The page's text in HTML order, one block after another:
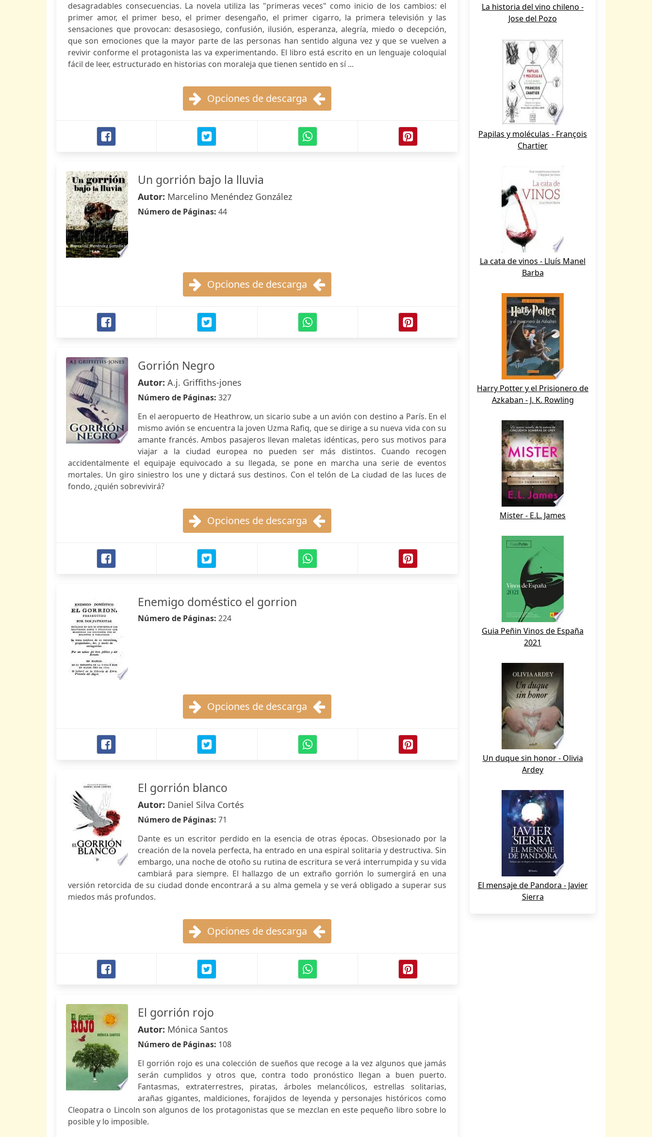
desagradables consecuencias. La novela utiliza las "primeras veces" como inicio de los cambios: el
primer amor, el primer beso, el primer desengaño, el primer cigarro, la primera televisión y las
sensaciones que provocan: desasosiego, confusión, ilusión, esperanza, alegría, miedo o decepción,
que son emociones que la mayor parte de las personas han sentido alguna vez y que se vuelven a
revivir conforme el protagonista las va experimentando. El libro está escrito en un lenguaje coloquial
fácil de leer, estructurado en historias con moraleja que tienen sentido en sí ...
Opciones de descarga
Un gorrión bajo la lluvia
Autor: Marcelino Menéndez González
Número de Páginas: 44
Opciones de descarga
Gorrión Negro
Autor: A.j. Griffiths-jones
Número de Páginas: 327
En el aeropuerto de Heathrow, un sicario sube a un avión con destino a París. En el
mismo avión se encuentra la joven Uzma Rafiq, que se dirige a su nueva vida con su
amante francés. Ambos pasajeros llevan maletas idénticas, pero sus motivos para
viajar a la ciudad europea no pueden ser más distintos. Cuando recogen
accidentalmente el equipaje equivocado a su llegada, se pone en marcha una serie de eventos
mortales. Un giro siniestro los une y dictará sus destinos. Con el telón de La ciudad de las luces de
fondo, ¿quién sobrevivirá?
Opciones de descarga
Enemigo doméstico el gorrion
Número de Páginas: 224
Opciones de descarga
El gorrión blanco
Autor: Daniel Silva Cortés
Número de Páginas: 71
Dante es un escritor perdido en la esencia de otras épocas. Obsesionado por la
creación de la novela perfecta, ha entrado en una espiral solitaria y destructiva. Sin
embargo, una noche de otoño su rutina de escritura se verá interrumpida y su vida
cambiará para siempre. El hallazgo de un extraño gorrión lo sumergirá en una
versión retorcida de su ciudad donde encontrará a su alma gemela y se verá obligado a superar sus
miedos más profundos.
Opciones de descarga
El gorrión rojo
Autor: Mónica Santos
Número de Páginas: 108
El gorrión rojo es una colección de sueños que recoge a la vez algunos que jamás
serán cumplidos y otros que, contra todo pronóstico llegan a buen puerto.
Fantasmas, extraterrestres, piratas, árboles melancólicos, estrellas solitarias,
arañas gigantes, maldiciones, forajidos de leyenda y personajes históricos como
Cleopatra o Lincoln son algunos de los protagonistas que se mezclan en este pequeño libro sobre lo
posible y lo imposible.
La historia del vino chileno -
Jose del Pozo
Papilas y moléculas - François
Chartier
La cata de vinos - Lluís Manel
Barba
Harry Potter y el Prisionero de
Azkaban - J. K. Rowling
Mister - E.L. James
Guia Peñin Vinos de España
2021
Un duque sin honor - Olivia
Ardey
El mensaje de Pandora - Javier
Sierra